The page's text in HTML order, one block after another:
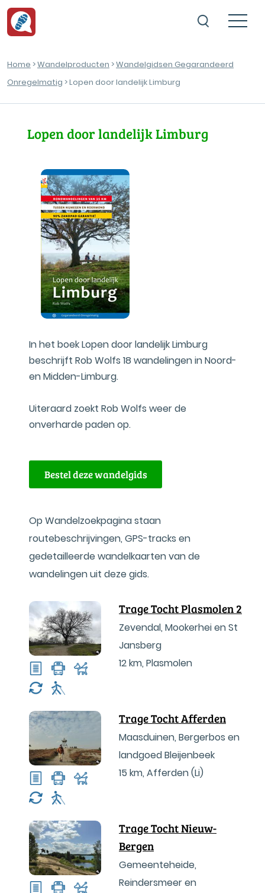
Home >Wandelproducten >Wandelgidsen Gegarandeerd
Onregelmatig > Lopen door landelijk Limburg
Lopen door landelijk Limburg
In het boek Lopen door landelijk Limburg
beschrijft Rob Wolfs 18 wandelingen in Noord-
en Midden-Limburg.
Uiteraard zoekt Rob Wolfs weer de
onverharde paden op.
Bestel deze wandelgids
Op Wandelzoekpagina staan
routebeschrijvingen, GPS-tracks en
gedetailleerde wandelkaarten van de
wandelingen uit deze gids.
Trage Tocht Plasmolen 2
Zevendal, Mookerhei en St
Jansberg
12 km, Plasmolen
Trage Tocht Afferden
Maasduinen, Bergerbos en
landgoed Bleijenbeek
15 km, Afferden (Li)
Trage Tocht Nieuw-
Bergen
Gemeenteheide,
Reindersmeer en